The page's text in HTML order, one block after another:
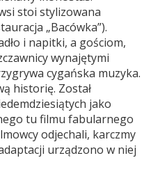
stoi stylizowana
„Bacówka”).
i napitki, a gościom,
wynajętymi
cygańska muzyka.
historię. Został
jako
tu filmu fabularnego
odjechali, karczmy
urządzono w niej